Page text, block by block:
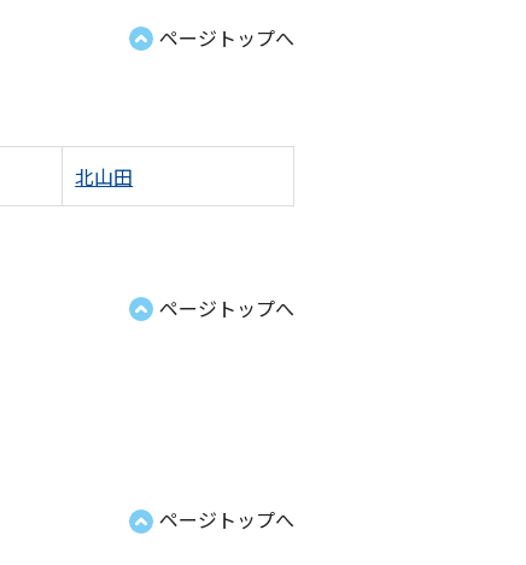
ページトップへ
北山田
ページトップへ
ページトップへ